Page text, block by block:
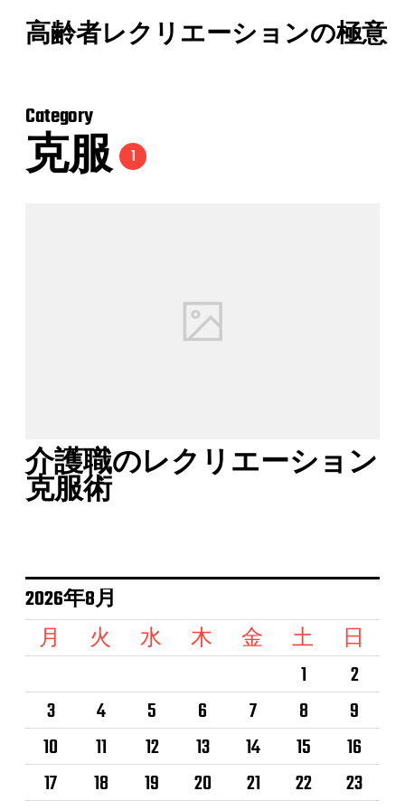
高齢者レクリエーションの極意
Category
克服 1
介護職のレクリエーション
克服術
2026年8月
月
火 水 木 金 土
日
1
2
3
4 5 6 7 8
9
10
11 12 13 14 15
16
17
18 19 20 21 22
23